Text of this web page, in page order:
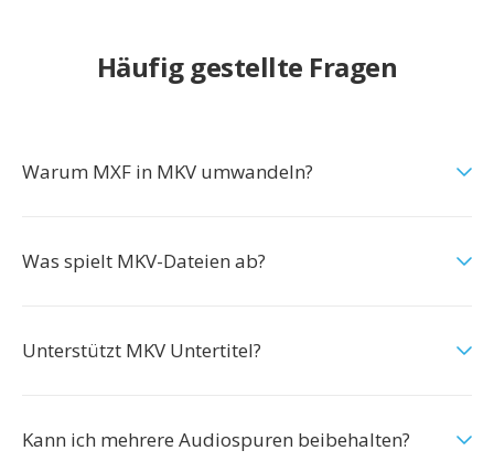
Häufig gestellte Fragen
Warum MXF in MKV umwandeln?
Was spielt MKV-Dateien ab?
Unterstützt MKV Untertitel?
Kann ich mehrere Audiospuren beibehalten?